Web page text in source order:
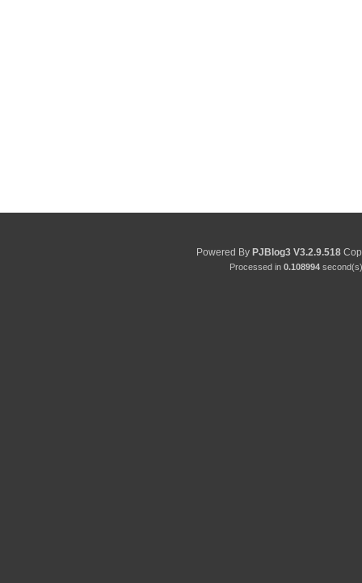
Powered By PJBlog3 V3.2.9.518
Processed in 0.108994